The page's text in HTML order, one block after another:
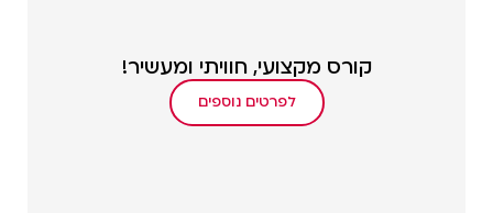
קורס מקצועי, חוויתי ומעשיר!
לפרטים נוספים